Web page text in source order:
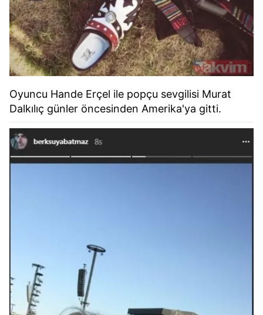
Oyuncu Hande Erçel ile popçu sevgilisi Murat
Dalkılıç günler öncesinden Amerika'ya gitti.